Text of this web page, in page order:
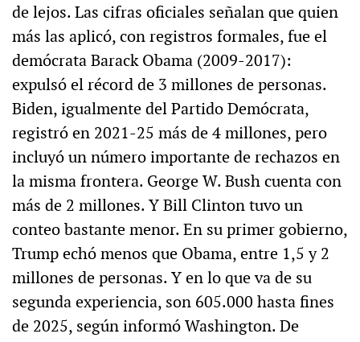
de lejos. Las cifras oficiales señalan que quien
más las aplicó, con registros formales, fue el
demócrata Barack Obama (2009-2017):
expulsó el récord de 3 millones de personas.
Biden, igualmente del Partido Demócrata,
registró en 2021-25 más de 4 millones, pero
incluyó un número importante de rechazos en
la misma frontera. George W. Bush cuenta con
más de 2 millones. Y Bill Clinton tuvo un
conteo bastante menor. En su primer gobierno,
Trump echó menos que Obama, entre 1,5 y 2
millones de personas. Y en lo que va de su
segunda experiencia, son 605.000 hasta fines
de 2025, según informó Washington. De